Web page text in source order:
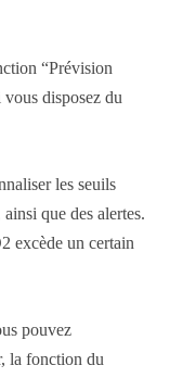
“Prévision
disposez du
les seuils
que des alertes.
excède un certain
pouvez
la fonction du